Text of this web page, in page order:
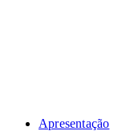
Apresentação